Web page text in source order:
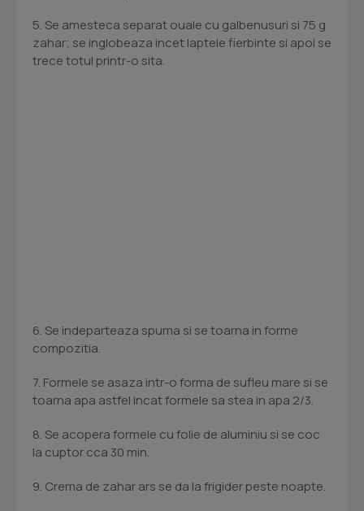
5. Se amesteca separat ouale cu galbenusuri si 75 g
zahar; se inglobeaza incet laptele fierbinte si apoi se
trece totul printr-o sita.
6. Se indeparteaza spuma si se toarna in forme
compozitia.
7. Formele se asaza intr-o forma de sufleu mare si se
toarna apa astfel incat formele sa stea in apa 2/3.
8. Se acopera formele cu folie de aluminiu si se coc
la cuptor cca 30 min.
9. Crema de zahar ars se da la frigider peste noapte.